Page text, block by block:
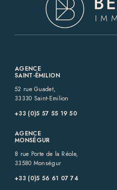
AGENCE
SAINT-ÉMILION
52 rue Guadet,
33330 Saint-Emilion
+33 (0)5 57 55 19 50‬
AGENCE
MONSÉGUR
8 rue Porte de la Réole,
33580 Monségur
+33 (0)5 56 61 07 74